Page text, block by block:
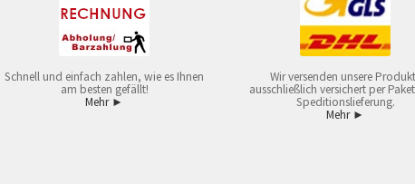
Schnell und einfach zahlen, wie es Ihnen
am besten gefällt!
Mehr ►
Wir versenden unsere
ausschließlich versichert per
Speditionslieferung.
Mehr ►